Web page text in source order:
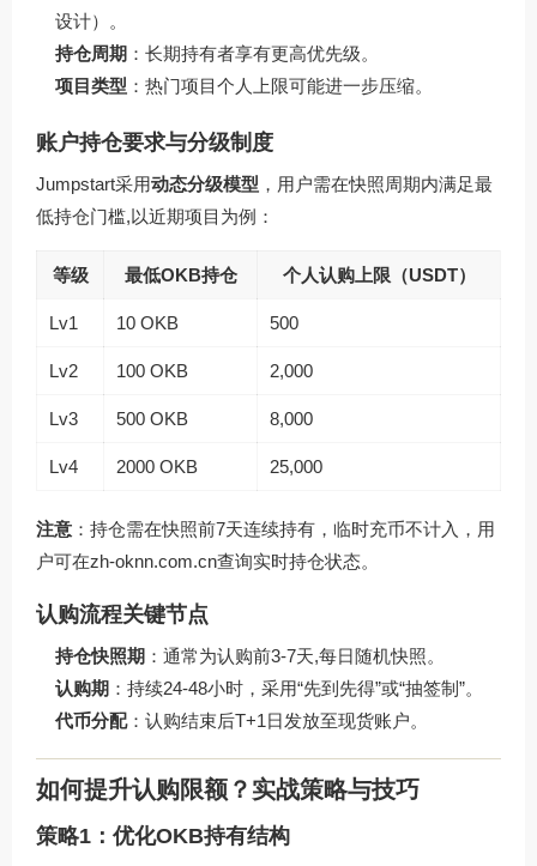
设计）。
持仓周期 ：长期持有者享有更高优先级。
项目类型 ：热门项目个人上限可能进一步压缩。
账户持仓要求与分级制度
Jumpstart采用动态分级模型 ，用户需在快照周期内满足最
低持仓门槛,以近期项目为例：
等级 最低OKB持仓 个人认购上限（USDT）
Lv1 10 OKB 500
Lv2 100 OKB 2,000
Lv3 500 OKB 8,000
Lv4 2000 OKB 25,000
注意 ：持仓需在快照前7天连续持有，临时充币不计入，用
户可在zh-oknn.com.cn查询实时持仓状态。
认购流程关键节点
持仓快照期 ：通常为认购前3-7天,每日随机快照。
认购期 ：持续24-48小时，采用“先到先得”或“抽签制”。
代币分配：认购结束后T+1日发放至现货账户。
如何提升认购限额？实战策略与技巧
策略1：优化OKB持有结构